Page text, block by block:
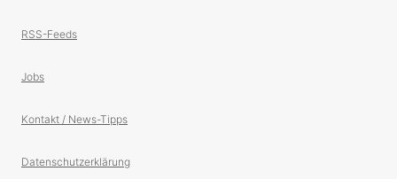
RSS-Feeds
Jobs
Kontakt / News-Tipps
Datenschutzerklärung